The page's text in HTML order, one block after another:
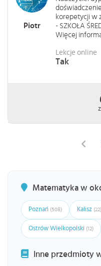
Piotr
korepetycji w
- SZKOŁA
Więcej
Lekcje online
Tak
Matematyka w
Poznań (508) Kalisz (22)
Ostrów Wielkopolski (12)
Inne przedmioty